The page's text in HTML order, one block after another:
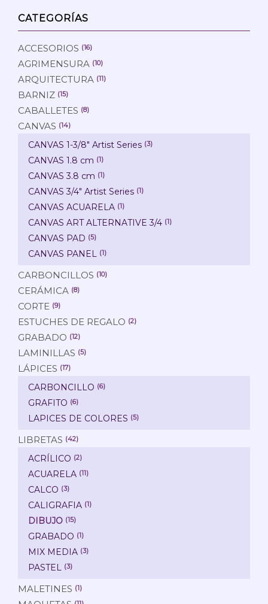
CATEGORÍAS
ACCESORIOS (16)
AGRIMENSURA (10)
ARQUITECTURA (11)
BARNIZ (15)
CABALLETES (8)
CANVAS (14)
CANVAS 1-3/8" Artist Series (3)
CANVAS 1.8 cm (1)
CANVAS 3.8 cm (1)
CANVAS 3/4" Artist Series (1)
CANVAS ACUARELA (1)
CANVAS ART ALTERNATIVE 3/4 (1)
CANVAS PAD (5)
CANVAS PANEL (1)
CARBONCILLOS (10)
CERÁMICA (8)
CORTE (9)
ESTUCHES DE REGALO (2)
GRABADO (12)
LAMINILLAS (5)
LÁPICES (17)
CARBONCILLO (6)
GRAFITO (6)
LAPICES DE COLORES (5)
LIBRETAS (42)
ACRÍLICO (2)
ACUARELA (11)
CALCO (3)
CALIGRAFIA (1)
DIBUJO (15)
GRABADO (1)
MIX MEDIA (3)
PASTEL (3)
MALETINES (1)